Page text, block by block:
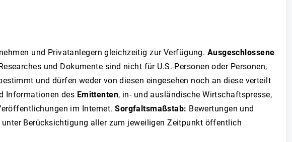
und Privatanlegern gleichzeitig zur Verfügung. Ausgeschlossene
und Dokumente sind nicht für U.S.-Personen oder Personen,
und dürfen weder von diesen eingesehen noch an diese verteilt
Informationen des Emittenten, in- und ausländische Wirtschaftspresse,
im Internet.Sorgfaltsmaßstab: Bewertungen und
Berücksichtigung aller zum jeweiligen Zeitpunkt öffentlich